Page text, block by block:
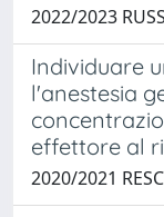
2022/2023
Individuare
l'anestesia
effettore al
2020/2021